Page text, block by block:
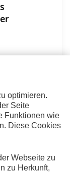
optimieren.
Seite
Funktionen wie
Diese Cookies
Webseite zu
zu Herkunft,